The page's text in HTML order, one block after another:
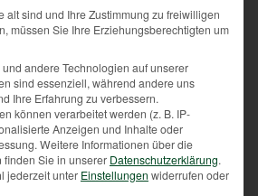
Streckenlegung am Ende des
war die Jagd stark von Ritualen
begleitet. Es war genau
welches Tier
wie die Streckenlegung zu
die Strecke
alt sind und Ihre Zustimmung zu freiwilligen
müssen Sie Ihre Erziehungsberechtigten um
andere Technologien auf unserer
sind essenziell, während andere uns
Ihre Erfahrung zu verbessern.
können verarbeitet werden (z. B. IP-
Anzeigen und Inhalte oder
Weitere Informationen über die
finden Sie in unserer Datenschutzerklärung.
jederzeit unter Einstellungen widerrufen oder